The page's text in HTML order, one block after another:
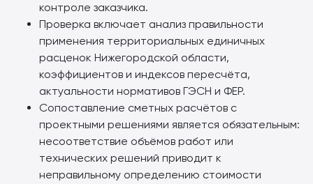
контроле заказчика.
Проверка включает анализ правильности
применения территориальных единичных
расценок Нижегородской области,
коэффициентов и индексов пересчёта,
актуальности нормативов ГЭСН и ФЕР.
Сопоставление сметных расчётов с
проектными решениями является обязательным:
несоответствие объёмов работ или
технических решений приводит к
неправильному определению стоимости